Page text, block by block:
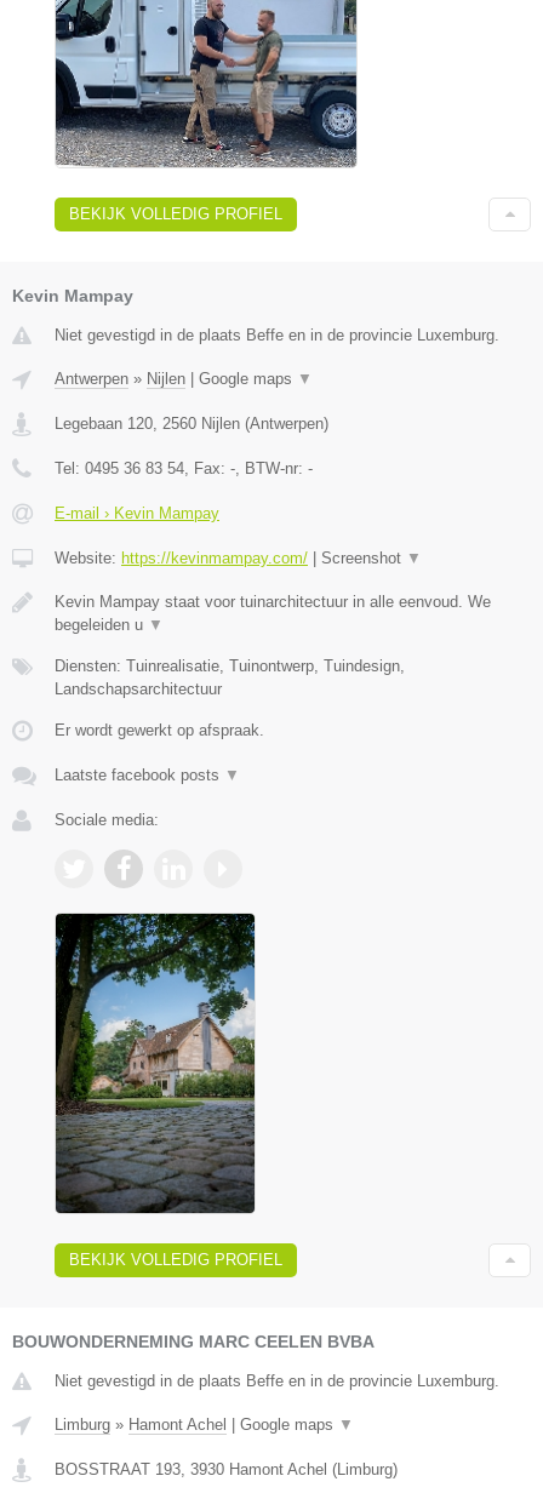
BEKIJK VOLLEDIG PROFIEL
Kevin Mampay
Niet gevestigd in de plaats Beffe en in de provincie Luxemburg.
Antwerpen » Nijlen Google maps ▼
Legebaan 120 2560 Nijlen (Antwerpen)
Tel: 0495 36 83 54 , Fax: - , BTW-nr: -
E-mail › Kevin Mampay
Website: https://kevinmampay.com/ Screenshot ▼
Kevin Mampay staat voor tuinarchitectuur in alle eenvoud. We
begeleiden u ▼
Diensten: Tuinrealisatie, Tuinontwerp, Tuindesign,
Landschapsarchitectuur
Er wordt gewerkt op afspraak.
Laatste facebook posts ▼
Sociale media:
BEKIJK VOLLEDIG PROFIEL
BOUWONDERNEMING MARC CEELEN BVBA
Niet gevestigd in de plaats Beffe en in de provincie Luxemburg.
Limburg » Hamont Achel | Google maps ▼
BOSSTRAAT 193 3930 Hamont Achel (Limburg)